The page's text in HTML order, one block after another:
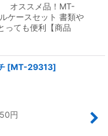
オススメ品！MT-
ケースセット 書類や
っても便利【商品
[MT-29313]
円